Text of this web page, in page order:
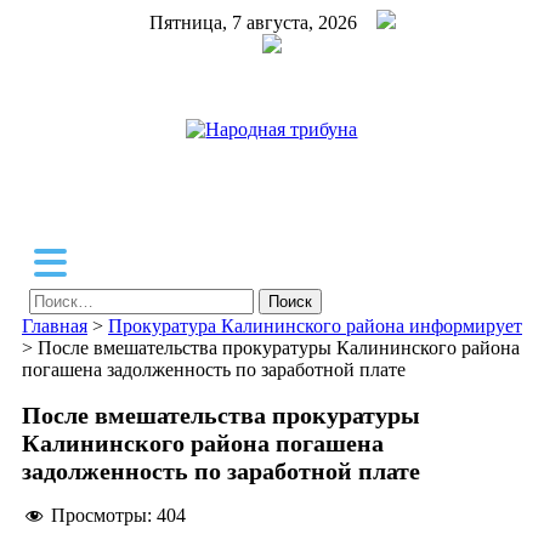
Пятница, 7 августа, 2026
Найти:
Главная > Прокуратура Калининского района информирует
> После вмешательства прокуратуры Калининского района
погашена задолженность по заработной плате
После вмешательства прокуратуры
Калининского района погашена
задолженность по заработной плате
Просмотры: 404